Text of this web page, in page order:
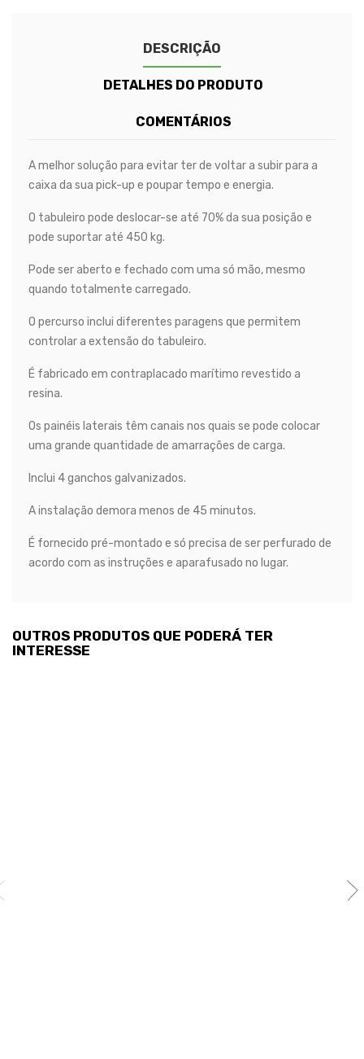
DESCRIÇÃO
DETALHES DO PRODUTO
COMENTÁRIOS
A melhor solução para evitar ter de voltar a subir para a
caixa da sua pick-up e poupar tempo e energia.
O tabuleiro pode deslocar-se até 70% da sua posição e
pode suportar até 450 kg.
Pode ser aberto e fechado com uma só mão, mesmo
quando totalmente carregado.
O percurso inclui diferentes paragens que permitem
controlar a extensão do tabuleiro.
É fabricado em contraplacado marítimo revestido a
resina.
Os painéis laterais têm canais nos quais se pode colocar
uma grande quantidade de amarrações de carga.
Inclui 4 ganchos galvanizados.
A instalação demora menos de 45 minutos.
É fornecido pré-montado e só precisa de ser perfurado de
acordo com as instruções e aparafusado no lugar.
OUTROS PRODUTOS QUE PODERÁ TER
INTERESSE